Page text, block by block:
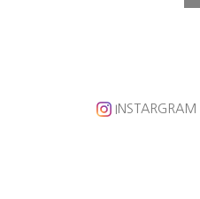
INSTARGRAM